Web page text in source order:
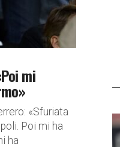
mi
«Sfuriata
Poi mi ha
ha